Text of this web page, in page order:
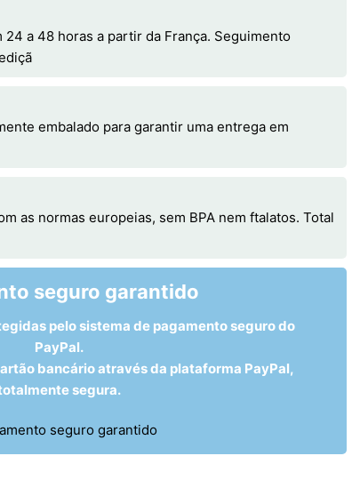
24 a 48 horas a partir da França. Seguimento
embalado para garantir uma entrega em
as normas europeias, sem BPA nem ftalatos. Total
seguro garantido
pelo sistema de pagamento seguro do
PayPal.
bancário através da plataforma PayPal,
segura.